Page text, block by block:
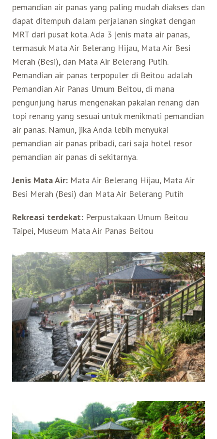
Wisata Yang Dapat Diakses
Belanja
Pasar Malam
pemandian air panas yang paling mudah diakses dan
dapat ditempuh dalam perjalanan singkat dengan
MRT dari pusat kota. Ada 3 jenis mata air panas,
termasuk Mata Air Belerang Hijau, Mata Air Besi
Merah (Besi), dan Mata Air Belerang Putih.
Pemandian air panas terpopuler di Beitou adalah
Pemandian Air Panas Umum Beitou, di mana
pengunjung harus mengenakan pakaian renang dan
topi renang yang sesuai untuk menikmati pemandian
air panas. Namun, jika Anda lebih menyukai
pemandian air panas pribadi, cari saja hotel resor
pemandian air panas di sekitarnya.
Jenis Mata Air:Mata Air Belerang Hijau, Mata Air
Besi Merah (Besi) dan Mata Air Belerang Putih
Rekreasi terdekat:Perpustakaan Umum Beitou
Taipei, Museum Mata Air Panas Beitou